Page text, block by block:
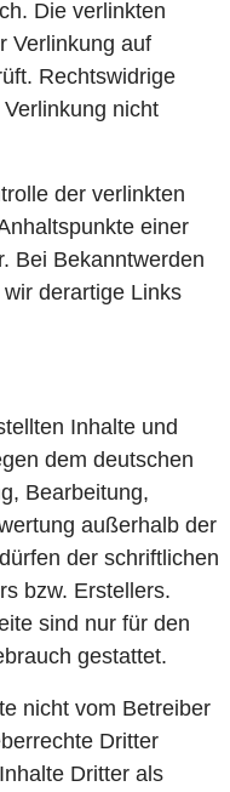
Die verlinkten
Verlinkung auf
Rechtswidrige
nicht
der verlinkten
einer
Bei Bekanntwerden
derartige Links
Inhalte und
dem deutschen
Bearbeitung,
außerhalb der
der schriftlichen
bzw. Erstellers.
sind nur für den
gestattet.
nicht vom Betreiber
Dritter
Dritter als